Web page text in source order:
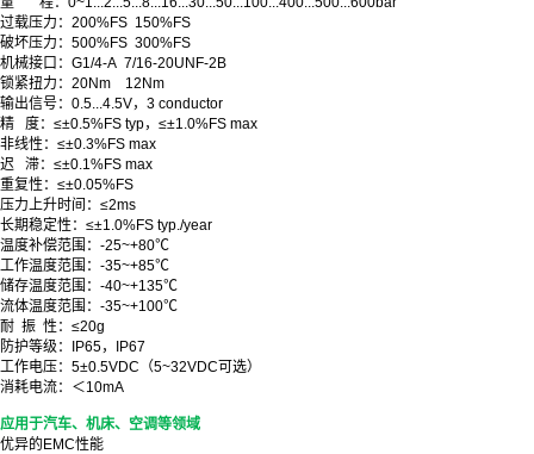
过载压力：200%FS 150%FS
破坏压力：500%FS 300%FS
机械接口：G1/4-A 7/16-20UNF-2B
锁紧扭力：20Nm 12Nm
输出信号：0.5...4.5V，3 conductor
精 度：≤±0.5%FS typ，≤±1.0%FS max
非线性：≤±0.3%FS max
迟 滞：≤±0.1%FS max
重复性：≤±0.05%FS
压力上升时间：≤2ms
长期稳定性：≤±1.0%FS typ./year
温度补偿范围：-25~+80℃
工作温度范围：-35~+85℃
储存温度范围：-40~+135℃
流体温度范围：-35~+100℃
耐 振 性：≤20g
防护等级：IP65，IP67
工作电压：5±0.5VDC（5~32VDC可选）
消耗电流：＜10mA
应用于汽车、机床、空调等领域
优异的EMC性能